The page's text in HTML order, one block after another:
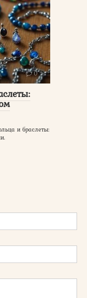
0
и браслеты: